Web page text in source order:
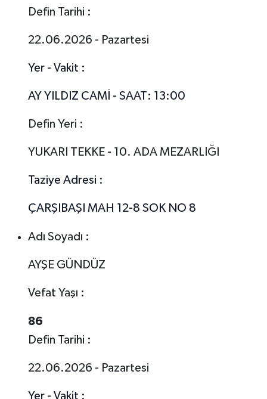
Defin Tarihi :
22.06.2026 - Pazartesi
Yer - Vakit :
AY YILDIZ CAMİ - SAAT: 13:00
Defin Yeri :
YUKARI TEKKE - 10. ADA MEZARLIĞI
Taziye Adresi :
ÇARŞIBAŞI MAH 12-8 SOK NO 8
Adı Soyadı :
AYŞE GÜNDÜZ
Vefat Yaşı :
86
Defin Tarihi :
22.06.2026 - Pazartesi
Yer - Vakit :